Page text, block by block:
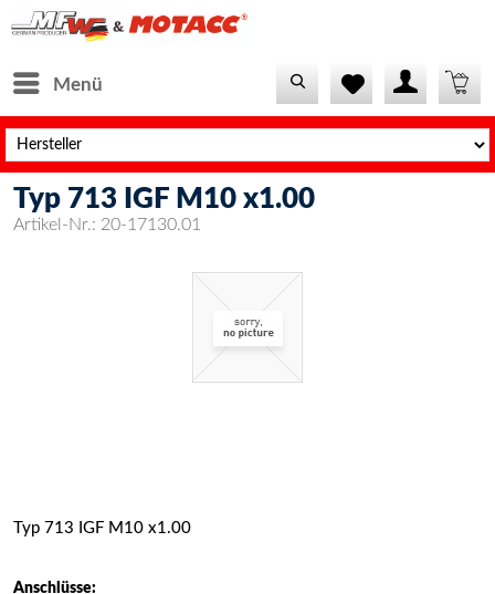
Menü
Typ 713 IGF M10 x1.00
Artikel-Nr.: 20-17130.01
Typ 713 IGF M10 x1.00
Anschlüsse: